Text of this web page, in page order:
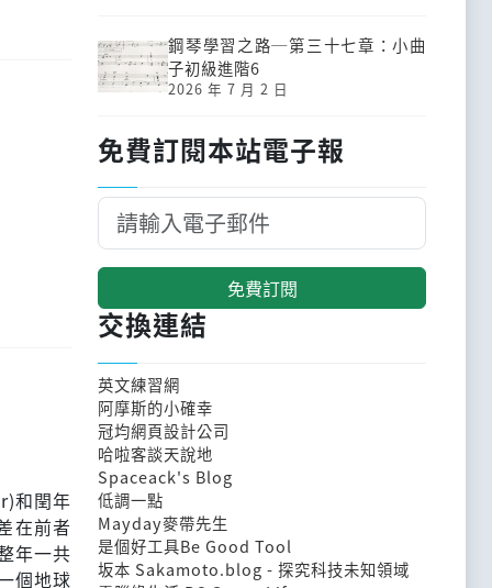
和閏年
在前者
年一共
個地球
鋼琴學習之路─第三十七章：小曲
子初級進階6
2026 年 7 月 2 日
免費訂閱本站電子報
免費訂閱
交換連結
英文練習網
阿摩斯的小確幸
冠均網頁設計公司
哈啦客談天說地
Spaceack's Blog
低調一點
Mayday麥帶先生
是個好工具Be Good Tool
坂本 Sakamoto.blog - 探究科技未知領域